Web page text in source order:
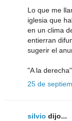
Lo que me
iglesia que
en un clima
entierran
sugerir el
"A la
25 de
silvio dijo...